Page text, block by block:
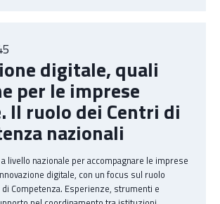
digitale, quali
per le imprese
Il ruolo dei Centri di
nazionali
livello nazionale per accompagnare le imprese
digitale, con un focus sul ruolo
di Competenza. Esperienze, strumenti e